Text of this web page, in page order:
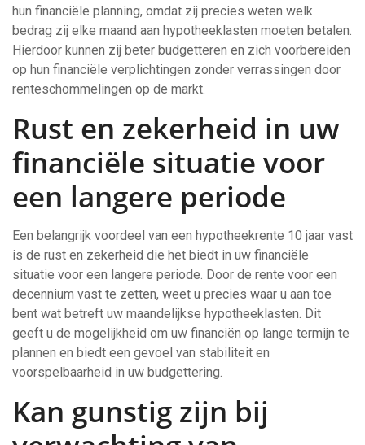
hun financiële planning, omdat zij precies weten welk
bedrag zij elke maand aan hypotheeklasten moeten betalen.
Hierdoor kunnen zij beter budgetteren en zich voorbereiden
op hun financiële verplichtingen zonder verrassingen door
renteschommelingen op de markt.
Rust en zekerheid in uw
financiële situatie voor
een langere periode
Een belangrijk voordeel van een hypotheekrente 10 jaar vast
is de rust en zekerheid die het biedt in uw financiële
situatie voor een langere periode. Door de rente voor een
decennium vast te zetten, weet u precies waar u aan toe
bent wat betreft uw maandelijkse hypotheeklasten. Dit
geeft u de mogelijkheid om uw financiën op lange termijn te
plannen en biedt een gevoel van stabiliteit en
voorspelbaarheid in uw budgettering.
Kan gunstig zijn bij